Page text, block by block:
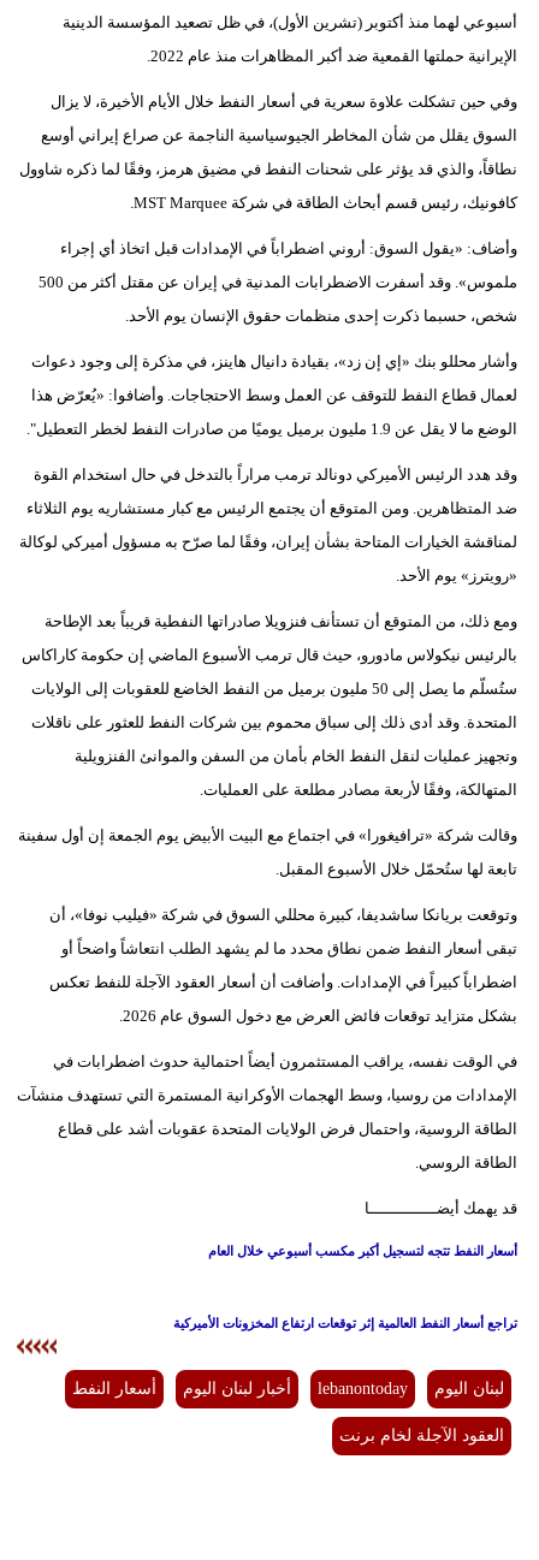
سيارات
أسبوعي لهما منذ أكتوبر (تشرين الأول)، في ظل تصعيد المؤسسة الدينية
الإيرانية حملتها القمعية ضد أكبر المظاهرات منذ عام 2022.
وفي حين تشكلت علاوة سعرية في أسعار النفط خلال الأيام الأخيرة، لا يزال
السوق يقلل من شأن المخاطر الجيوسياسية الناجمة عن صراع إيراني أوسع
نطاقاً، والذي قد يؤثر على شحنات النفط في مضيق هرمز، وفقًا لما ذكره شاوول
كافونيك، رئيس قسم أبحاث الطاقة في شركة MST Marquee.
وأضاف: «يقول السوق: أروني اضطراباً في الإمدادات قبل اتخاذ أي إجراء
ملموس». وقد أسفرت الاضطرابات المدنية في إيران عن مقتل أكثر من 500
شخص، حسبما ذكرت إحدى منظمات حقوق الإنسان يوم الأحد.
وأشار محللو بنك «إي إن زد»، بقيادة دانيال هاينز، في مذكرة إلى وجود دعوات
لعمال قطاع النفط للتوقف عن العمل وسط الاحتجاجات. وأضافوا: «يُعرّض هذا
الوضع ما لا يقل عن 1.9 مليون برميل يوميًا من صادرات النفط لخطر التعطيل".
وقد هدد الرئيس الأميركي دونالد ترمب مراراً بالتدخل في حال استخدام القوة
ضد المتظاهرين. ومن المتوقع أن يجتمع الرئيس مع كبار مستشاريه يوم الثلاثاء
لمناقشة الخيارات المتاحة بشأن إيران، وفقًا لما صرّح به مسؤول أميركي لوكالة
«رويترز» يوم الأحد.
ومع ذلك، من المتوقع أن تستأنف فنزويلا صادراتها النفطية قريباً بعد الإطاحة
بالرئيس نيكولاس مادورو، حيث قال ترمب الأسبوع الماضي إن حكومة كاراكاس
ستُسلّم ما يصل إلى 50 مليون برميل من النفط الخاضع للعقوبات إلى الولايات
المتحدة. وقد أدى ذلك إلى سباق محموم بين شركات النفط للعثور على ناقلات
وتجهيز عمليات لنقل النفط الخام بأمان من السفن والموانئ الفنزويلية
المتهالكة، وفقًا لأربعة مصادر مطلعة على العمليات.
وقالت شركة «ترافيغورا» في اجتماع مع البيت الأبيض يوم الجمعة إن أول سفينة
تابعة لها ستُحمّل خلال الأسبوع المقبل.
وتوقعت بريانكا ساشديفا، كبيرة محللي السوق في شركة «فيليب نوفا»، أن
تبقى أسعار النفط ضمن نطاق محدد ما لم يشهد الطلب انتعاشاً واضحاً أو
اضطراباً كبيراً في الإمدادات. وأضافت أن أسعار العقود الآجلة للنفط تعكس
بشكل متزايد توقعات فائض العرض مع دخول السوق عام 2026.
في الوقت نفسه، يراقب المستثمرون أيضاً احتمالية حدوث اضطرابات في
الإمدادات من روسيا، وسط الهجمات الأوكرانية المستمرة التي تستهدف منشآت
الطاقة الروسية، واحتمال فرض الولايات المتحدة عقوبات أشد على قطاع
الطاقة الروسي.
قد يهمك أيضــــــــــــــا
أسعار النفط تتجه لتسجيل أكبر مكسب أسبوعي خلال العام
تراجع أسعار النفط العالمية إثر توقعات ارتفاع المخزونات الأميركية
لبنان اليوم lebanontoday أخبار لبنان اليوم أسعار النفط
العقود الآجلة لخام برنت